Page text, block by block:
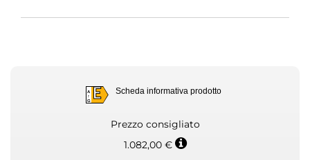
A
G E Scheda informativa prodotto
Prezzo consigliato
1.082,00 €